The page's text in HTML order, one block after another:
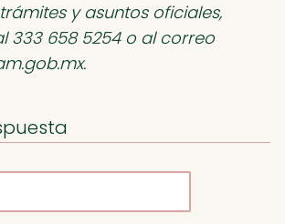
trámites y asuntos oficiales,
333 658 5254 o al correo
.